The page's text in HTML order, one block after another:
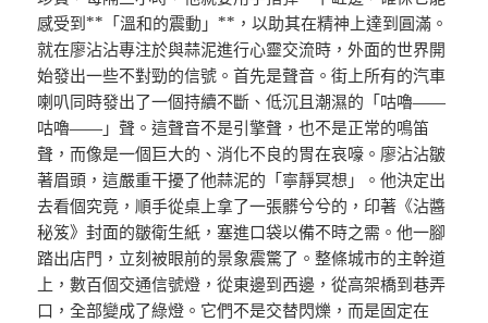
感受到**「溫和的震動」**，以助其在精神上達到圓滿。
就在廖沾沾專注於與蒜泥進行心靈交流時，外面的世界開
始發出一些不對勁的信號。首先是聲音。街上所有的汽車
喇叭同時發出了一個持續不斷、低沉且潮濕的「咕嚕——
咕嚕——」聲。這聲音不是引擎聲，也不是正常的鳴笛
聲，而像是一個巨大的、消化不良的胃在哀嚎。廖沾沾皺
著眉頭，這嚴重干擾了他蒜泥的「寧靜冥想」。他決定出
去看個究竟，順手從桌上拿了一張髒兮兮的，印著《沾醬
秘笈》封面的皺衛生紙，塞進口袋以備不時之需。他一腳
踏出店門，立刻被眼前的景象震驚了。整條城市的主幹道
上，數百個交通信號燈，從東邊到西邊，從高架橋到巷弄
口，全部變成了綠燈。它們不是交替閃爍，而是固定在